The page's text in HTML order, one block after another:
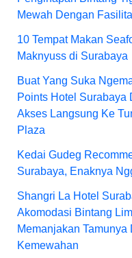
Mewah Dengan
10 Tempat Makan
Maknyuss di Surabaya
Buat Yang Suka
Points Hotel Surabaya
Akses Langsung Ke
Plaza
Kedai Gudeg
Surabaya, Enaknya
Shangri La Hotel
Akomodasi Bintang
Memanjakan Tamunya
Kemewahan